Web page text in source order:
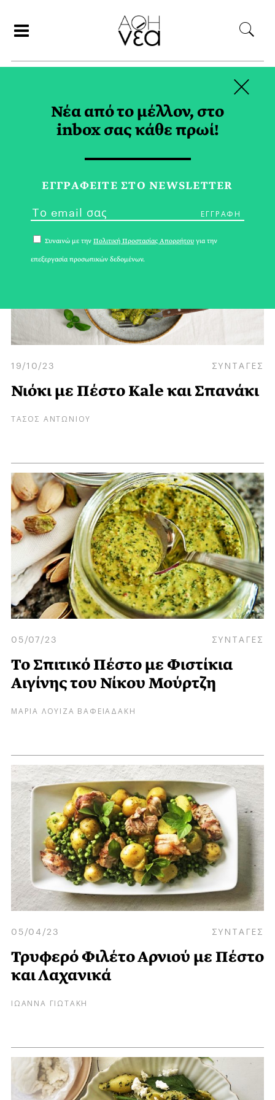
ΠΕΣΤΟ TAG
19/10/23 ΣΥΝΤΑΓΕΣ
Νιόκι με Πέστο Κale και Σπανάκι
ΤΑΣΟΣ ΑΝΤΩΝΙΟΥ
05/07/23 ΣΥΝΤΑΓΕΣ
Το Σπιτικό Πέστο με Φιστίκια
Αιγίνης του Νίκου Μούρτζη
ΜΑΡΙΑ ΛΟΥΙΖΑ ΒΑΦΕΙΑΔΑΚΗ
05/04/23 ΣΥΝΤΑΓΕΣ
Τρυφερό Φιλέτο Αρνιού με Πέστο
και Λαχανικά
ΙΩΑΝΝΑ ΓΙΩΤΑΚΗ
Νέα από το μέλλον, στο
inbox σας κάθε πρωί!
ΕΓΓPΑΦΕΙΤΕ ΣΤΟ NEWSLETTER
Συναινώ με την Πολιτική Προστασίας Απορρήτου για την
επεξεργασία προσωπικών δεδομένων.
×